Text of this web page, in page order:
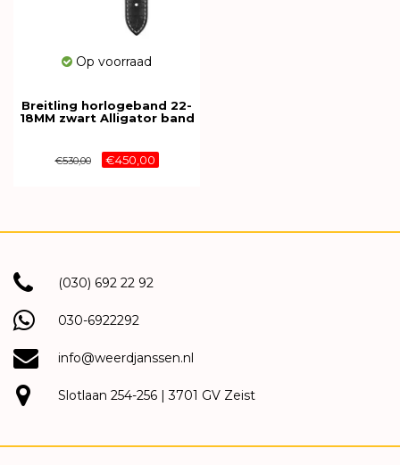
Op voorraad
Breitling horlogeband 22-
18MM zwart Alligator band
€530,00 €450,00
(030) 692 22 92
030-6922292
info@weerdjanssen.nl
Slotlaan 254-256 | 3701 GV Zeist